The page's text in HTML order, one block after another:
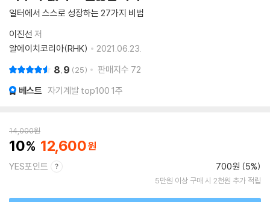
일터에서 스스로 성장하는 27가지 비법
이진선 저
알에이치코리아(RHK)
2021.06.23.
8.9 25 판매지수 72
베스트 자기계발 top100 1주
14,000원
10 12,600
YES포인트 700원 (5%)
5만원 이상 구매 시 2천원 추가 적립